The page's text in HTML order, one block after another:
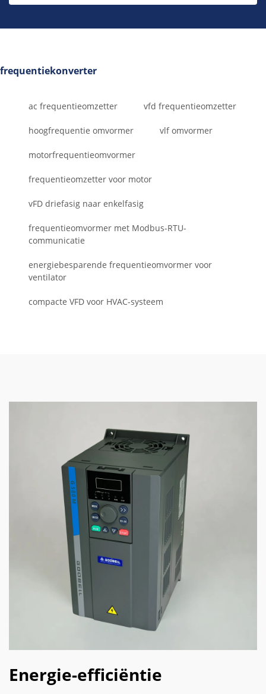
frequentiekonverter
ac frequentieomzetter vfd frequentieomzetter
hoogfrequentie omvormer vlf omvormer
motorfrequentieomvormer
frequentieomzetter voor motor
vFD driefasig naar enkelfasig
frequentieomvormer met Modbus-RTU-
communicatie
energiebesparende frequentieomvormer voor
ventilator
compacte VFD voor HVAC-systeem
Energie-efficiëntie